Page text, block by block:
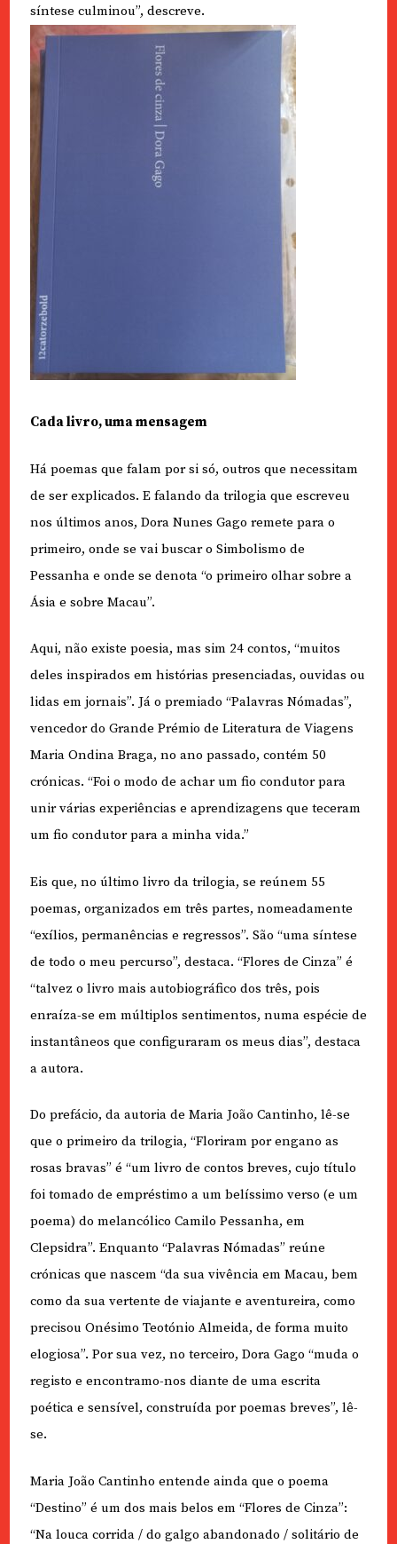
síntese culminou”, descreve.
Cada livro, uma mensagem
Há poemas que falam por si só, outros que necessitam
de ser explicados. E falando da trilogia que escreveu
nos últimos anos, Dora Nunes Gago remete para o
primeiro, onde se vai buscar o Simbolismo de
Pessanha e onde se denota “o primeiro olhar sobre a
Ásia e sobre Macau”.
Aqui, não existe poesia, mas sim 24 contos, “muitos
deles inspirados em histórias presenciadas, ouvidas ou
lidas em jornais”. Já o premiado “Palavras Nómadas”,
vencedor do Grande Prémio de Literatura de Viagens
Maria Ondina Braga, no ano passado, contém 50
crónicas. “Foi o modo de achar um fio condutor para
unir várias experiências e aprendizagens que teceram
um fio condutor para a minha vida.”
Eis que, no último livro da trilogia, se reúnem 55
poemas, organizados em três partes, nomeadamente
“exílios, permanências e regressos”. São “uma síntese
de todo o meu percurso”, destaca. “Flores de Cinza” é
“talvez o livro mais autobiográfico dos três, pois
enraíza-se em múltiplos sentimentos, numa espécie de
instantâneos que configuraram os meus dias”, destaca
a autora.
Do prefácio, da autoria de Maria João Cantinho, lê-se
que o primeiro da trilogia, “Floriram por engano as
rosas bravas” é “um livro de contos breves, cujo título
foi tomado de empréstimo a um belíssimo verso (e um
poema) do melancólico Camilo Pessanha, em
Clepsidra”. Enquanto “Palavras Nómadas” reúne
crónicas que nascem “da sua vivência em Macau, bem
como da sua vertente de viajante e aventureira, como
precisou Onésimo Teotónio Almeida, de forma muito
elogiosa”. Por sua vez, no terceiro, Dora Gago “muda o
registo e encontramo-nos diante de uma escrita
poética e sensível, construída por poemas breves”, lê-
se.
Maria João Cantinho entende ainda que o poema
“Destino” é um dos mais belos em “Flores de Cinza”:
“Na louca corrida / do galgo abandonado / solitário de